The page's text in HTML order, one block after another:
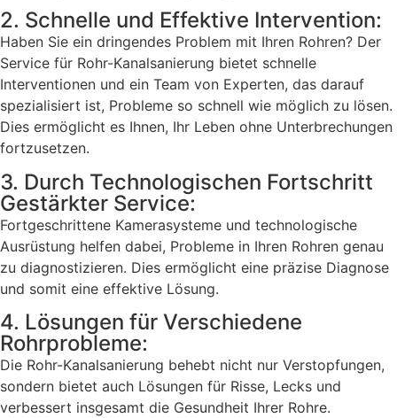
2. Schnelle und Effektive Intervention:
Haben Sie ein dringendes Problem mit Ihren Rohren? Der
Service für Rohr-Kanalsanierung bietet schnelle
Interventionen und ein Team von Experten, das darauf
spezialisiert ist, Probleme so schnell wie möglich zu lösen.
Dies ermöglicht es Ihnen, Ihr Leben ohne Unterbrechungen
fortzusetzen.
3. Durch Technologischen Fortschritt
Gestärkter Service:
Fortgeschrittene Kamerasysteme und technologische
Ausrüstung helfen dabei, Probleme in Ihren Rohren genau
zu diagnostizieren. Dies ermöglicht eine präzise Diagnose
und somit eine effektive Lösung.
4. Lösungen für Verschiedene
Rohrprobleme:
Die Rohr-Kanalsanierung behebt nicht nur Verstopfungen,
sondern bietet auch Lösungen für Risse, Lecks und
verbessert insgesamt die Gesundheit Ihrer Rohre.